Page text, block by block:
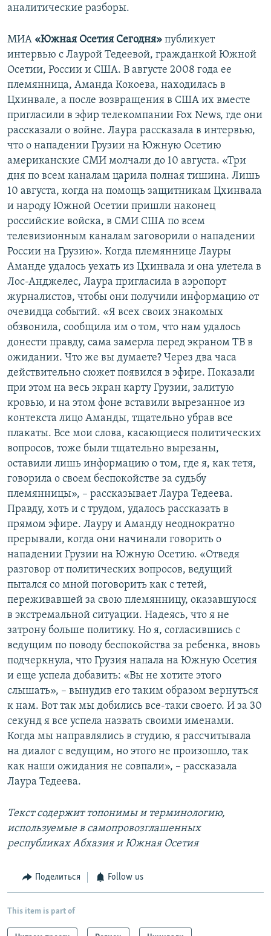
аналитические разборы.
МИА «Южная Осетия Сегодня» публикует
интервью с Лаурой Тедеевой, гражданкой Южной
Осетии, России и США. В августе 2008 года ее
племянница, Аманда Кокоева, находилась в
Цхинвале, а после возвращения в США их вместе
пригласили в эфир телекомпании Fox News, где они
рассказали о войне. Лаура рассказала в интервью,
что о нападении Грузии на Южную Осетию
американские СМИ молчали до 10 августа. «Три
дня по всем каналам царила полная тишина. Лишь
10 августа, когда на помощь защитникам Цхинвала
и народу Южной Осетии пришли наконец
российские войска, в СМИ США по всем
телевизионным каналам заговорили о нападении
России на Грузию». Когда племяннице Лауры
Аманде удалось уехать из Цхинвала и она улетела в
Лос-Анджелес, Лаура пригласила в аэропорт
журналистов, чтобы они получили информацию от
очевидца событий. «Я всех своих знакомых
обзвонила, сообщила им о том, что нам удалось
донести правду, сама замерла перед экраном ТВ в
ожидании. Что же вы думаете? Через два часа
действительно сюжет появился в эфире. Показали
при этом на весь экран карту Грузии, залитую
кровью, и на этом фоне вставили вырезанное из
контекста лицо Аманды, тщательно убрав все
плакаты. Все мои слова, касающиеся политических
вопросов, тоже были тщательно вырезаны,
оставили лишь информацию о том, где я, как тетя,
говорила о своем беспокойстве за судьбу
племянницы», – рассказывает Лаура Тедеева.
Правду, хоть и с трудом, удалось рассказать в
прямом эфире. Лауру и Аманду неоднократно
прерывали, когда они начинали говорить о
нападении Грузии на Южную Осетию. «Отведя
разговор от политических вопросов, ведущий
пытался со мной поговорить как с тетей,
переживавшей за свою племянницу, оказавшуюся
в экстремальной ситуации. Надеясь, что я не
затрону больше политику. Но я, согласившись с
ведущим по поводу беспокойства за ребенка, вновь
подчеркнула, что Грузия напала на Южную Осетия
и еще успела добавить: «Вы не хотите этого
слышать», – вынудив его таким образом вернуться
к нам. Вот так мы добились все-таки своего. И за 30
секунд я все успела назвать своими именами.
Когда мы направлялись в студию, я рассчитывала
на диалог с ведущим, но этого не произошло, так
как наши ожидания не совпали», – рассказала
Лаура Тедеева.
Текст содержит топонимы и терминологию,
используемые в самопровозглашенных
республиках Абхазия и Южная Осетия
Поделиться Follow us
This item is part of